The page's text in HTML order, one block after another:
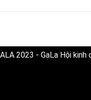
2023 - GaLa Hội